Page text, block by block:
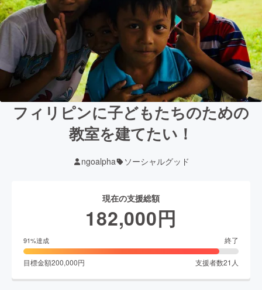
フィリピンに子どもたちのための
教室を建てたい！
ngoalpha ソーシャルグッド
現在の支援総額
182,000円
91%達成 終了
目標金額200,000円 支援者数21 人